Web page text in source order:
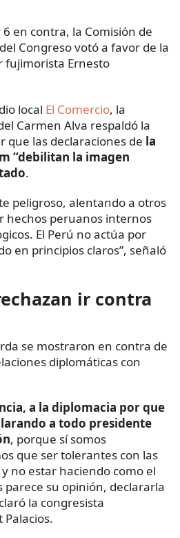
en contra, la Comisión de
Congreso votó a favor de la
fujimorista Ernesto
local El Comercio, la
Carmen Alva respaldó la
que las declaraciones de la
“debilitan la imagen
.
peligroso, alentando a otros
hechos peruanos internos
El Perú no actúa por
en principios claros”, señaló
ir contra
se mostraron en contra de
diplomáticas con
a la diplomacia por que
a todo presidente
, porque sí somos
que ser tolerantes con las
no estar haciendo como el
parece su opinión, declararla
la congresista